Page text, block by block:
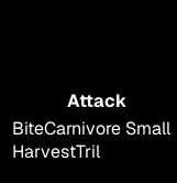
Attack
BiteCarnivore Small
HarvestTril